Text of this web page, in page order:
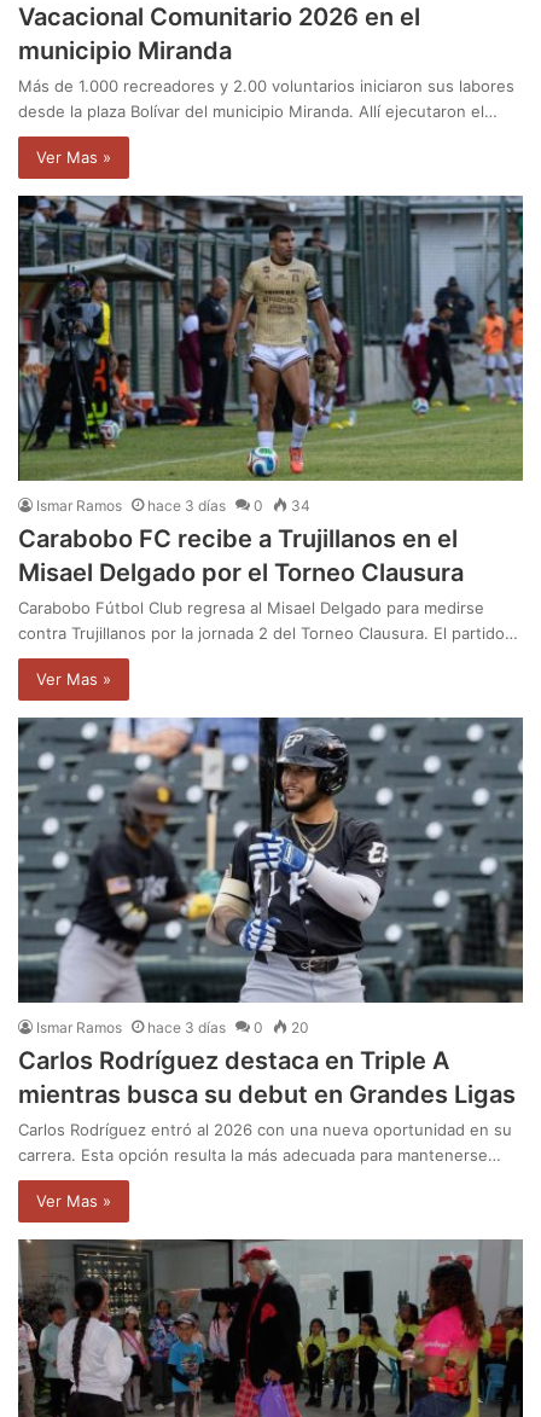
Vacacional Comunitario 2026 en el
municipio Miranda
Más de 1.000 recreadores y 2.00 voluntarios iniciaron sus labores
desde la plaza Bolívar del municipio Miranda. Allí ejecutaron el…
Ver Mas »
Ismar Ramos hace 3 días 0 34
Carabobo FC recibe a Trujillanos en el
Misael Delgado por el Torneo Clausura
Carabobo Fútbol Club regresa al Misael Delgado para medirse
contra Trujillanos por la jornada 2 del Torneo Clausura. El partido…
Ver Mas »
Ismar Ramos hace 3 días 0 20
Carlos Rodríguez destaca en Triple A
mientras busca su debut en Grandes Ligas
Carlos Rodríguez entró al 2026 con una nueva oportunidad en su
carrera. Esta opción resulta la más adecuada para mantenerse…
Ver Mas »